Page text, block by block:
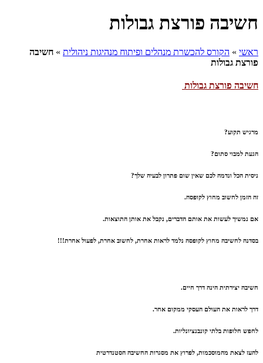
חשיבה פורצת גבולות
ראשי » הקורס להכשרת מנהלים ופיתוח מנהיגות ניהולית » חשיבה
פורצת גבולות
חשיבה פורצת גבולות
מרגיש תקוע?
הגעת למבוי סתום?
ניסית הכל ונדמה לכם שאין שום פתרון לבעיה שלך?
זה הזמן לחשוב מחוץ לקופסה.
אם נמשיך לעשות את אותם הדברים, נקבל את אותן התוצאות.
בסדנה לחשיבה מחוץ לקופסה נלמד לראות אחרת, לחשוב אחרת, לפעול אחרת!!!
חשיבה יצירתית הינה דרך חיים.
דרך לראות את העולם העסקי ממקום אחר.
לחפש חלופות בלתי קונבנציונליות.
להעז לצאת מהמוסכמות, לפרוץ את מסגרות החשיבה הסטנדרטית